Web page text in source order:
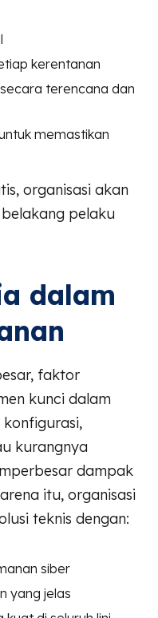
kerentanan
terencana dan
memastikan
organisasi akan
pelaku
dalam
faktor
kunci dalam
konfigurasi,
kurangnya
dampak
itu, organisasi
teknis dengan:
siber
yang jelas